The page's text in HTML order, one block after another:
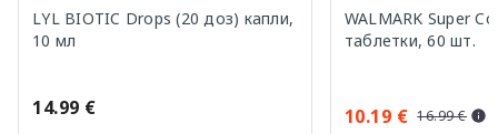
LYL BIOTIC Drops (20 доз) капли,
10 мл
14.99 €
WALMARK Super
таблетки, 60 шт.
10.19 € 16.99 €